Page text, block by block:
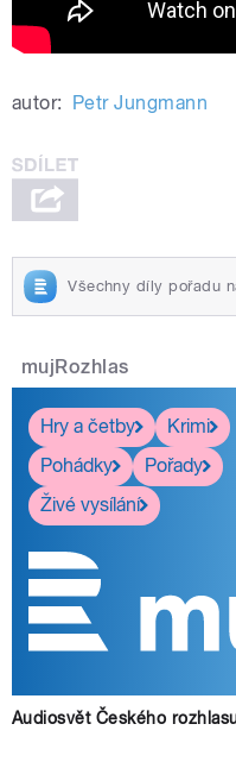
autor: Petr Jungmann
Všechny díly pořadu
mujRozhlas
Hry a četby
Krimi
Pohádky
Pořady
Živé vysílání
Audiosvět Českého